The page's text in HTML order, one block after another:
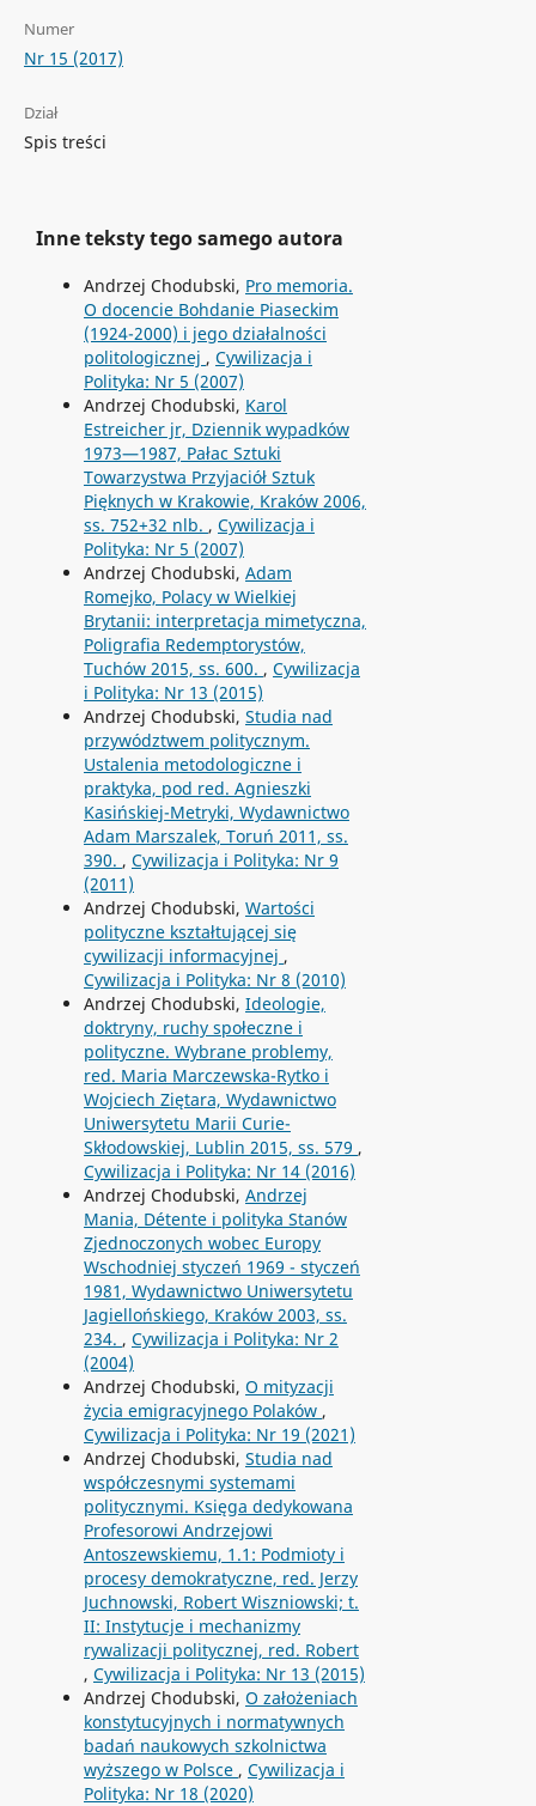
Numer
Nr 15 (2017)
Dział
Spis treści
Inne teksty tego samego autora
Andrzej Chodubski, Pro memoria.
O docencie Bohdanie Piaseckim
(1924-2000) i jego działalności
politologicznej , Cywilizacja i
Polityka: Nr 5 (2007)
Andrzej Chodubski, Karol
Estreicher jr, Dziennik wypadków
1973—1987, Pałac Sztuki
Towarzystwa Przyjaciół Sztuk
Pięknych w Krakowie, Kraków 2006,
ss. 752+32 nlb. , Cywilizacja i
Polityka: Nr 5 (2007)
Andrzej Chodubski, Adam
Romejko, Polacy w Wielkiej
Brytanii: interpretacja mimetyczna,
Poligrafia Redemptorystów,
Tuchów 2015, ss. 600. , Cywilizacja
i Polityka: Nr 13 (2015)
Andrzej Chodubski, Studia nad
przywództwem politycznym.
Ustalenia metodologiczne i
praktyka, pod red. Agnieszki
Kasińskiej-Metryki, Wydawnictwo
Adam Marszalek, Toruń 2011, ss.
390. , Cywilizacja i Polityka: Nr 9
(2011)
Andrzej Chodubski, Wartości
polityczne kształtującej się
cywilizacji informacyjnej ,
Cywilizacja i Polityka: Nr 8 (2010)
Andrzej Chodubski, Ideologie,
doktryny, ruchy społeczne i
polityczne. Wybrane problemy,
red. Maria Marczewska-Rytko i
Wojciech Ziętara, Wydawnictwo
Uniwersytetu Marii Curie-
Skłodowskiej, Lublin 2015, ss. 579 ,
Cywilizacja i Polityka: Nr 14 (2016)
Andrzej Chodubski, Andrzej
Mania, Détente i polityka Stanów
Zjednoczonych wobec Europy
Wschodniej styczeń 1969 - styczeń
1981, Wydawnictwo Uniwersytetu
Jagiellońskiego, Kraków 2003, ss.
234. , Cywilizacja i Polityka: Nr 2
(2004)
Andrzej Chodubski, O mityzacji
życia emigracyjnego Polaków ,
Cywilizacja i Polityka: Nr 19 (2021)
Andrzej Chodubski, Studia nad
współczesnymi systemami
politycznymi. Księga dedykowana
Profesorowi Andrzejowi
Antoszewskiemu, 1.1: Podmioty i
procesy demokratyczne, red. Jerzy
Juchnowski, Robert Wiszniowski; t.
II: Instytucje i mechanizmy
rywalizacji politycznej, red. Robert
, Cywilizacja i Polityka: Nr 13 (2015)
Andrzej Chodubski, O założeniach
konstytucyjnych i normatywnych
badań naukowych szkolnictwa
wyższego w Polsce , Cywilizacja i
Polityka: Nr 18 (2020)